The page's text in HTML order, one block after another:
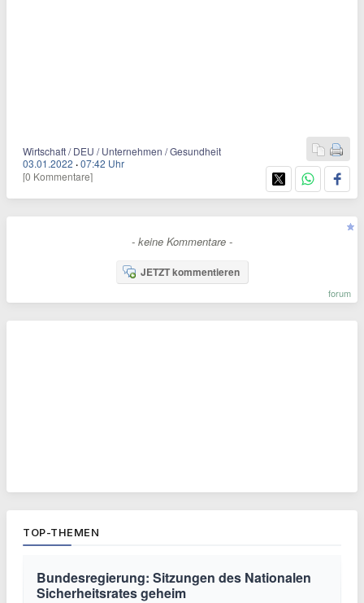
Wirtschaft / DEU / Unternehmen / Gesundheit
03.01.2022 ·07:42 Uhr
[0 Kommentare]
- keine Kommentare -
JETZT kommentieren
forum
TOP-THEMEN
Bundesregierung: Sitzungen des Nationalen
Sicherheitsrates geheim